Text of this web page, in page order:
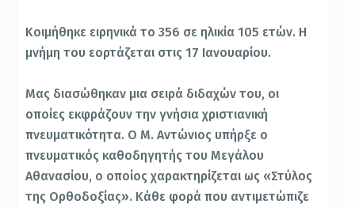
Κοιμήθηκε ειρηνικά το 356 σε ηλικία 105 ετών. Η
μνήμη του εορτάζεται στις 17 Ιανουαρίου.
Μας διασώθηκαν μια σειρά διδαχών του, οι
οποίες εκφράζουν την γνήσια χριστιανική
πνευματικότητα. Ο Μ. Αντώνιος υπήρξε ο
πνευματικός καθοδηγητής του Μεγάλου
Αθανασίου, ο οποίος χαρακτηρίζεται ως «Στύλος
της Ορθοδοξίας». Κάθε φορά που αντιμετώπιζε